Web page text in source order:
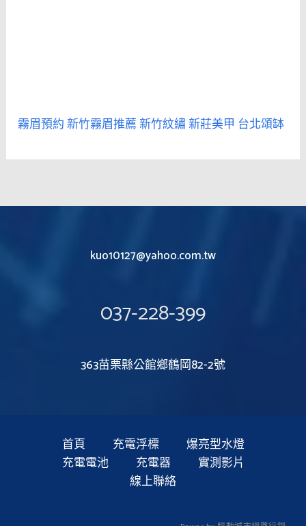
霧眉預約新竹霧眉推薦新竹紋繡新莊美甲 台北頌缽
kuo10127@yahoo.com.tw
037-228-399
363苗栗縣公館鄉鶴岡82-2號
首頁 充電浮標
爆亮型水燈
充電電池
充電器
實測影片
線上聯絡